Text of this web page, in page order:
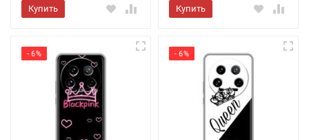
Купить Купить
- 6% - 6%